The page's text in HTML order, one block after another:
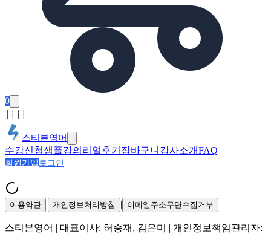
0
스티븐영어
수강신청샘플강의 리얼후기 장바구니 강사소개FAQ
회원가입 로그인
이용약관 | 개인정보처리방침 | 이메일주소무단수집거부
스티븐영어 | 대표이사: 허승재, 김은미
| 개인정보책임관리자: